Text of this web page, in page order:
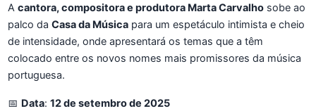
A cantora, compositora e produtora Marta Carvalho sobe ao
palco da Casa da Música para um espetáculo intimista e cheio
de intensidade, onde apresentará os temas que a têm
colocado entre os novos nomes mais promissores da música
portuguesa.
📅 Data: 12 de setembro de 2025